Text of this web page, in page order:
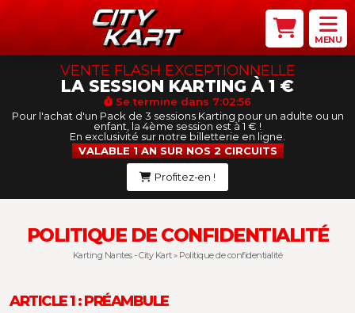
MENU
VENTE FLASH EXCEPTIONNELLE
LA SESSION KARTING À 1 €
Se termine dans 7:02:55
Pour l'achat d'un Pack de 3 sessions Karting pour un adulte ou un
enfant, la 4ème session est à 1 € !
En exclusivité sur notre billetterie en ligne.
VALABLE 1 AN SUR NOS 2 CIRCUITS
Profitez-en !
POLITIQUE DE CONFIDENTIALITÉ
Karting Nantes - City Kart» Politique de confidentialité
ARTICLE 1 : PRÉAMBULE